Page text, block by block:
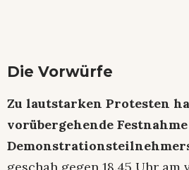
Die Vorwürfe
Zu lautstarken Protesten
vorübergehende